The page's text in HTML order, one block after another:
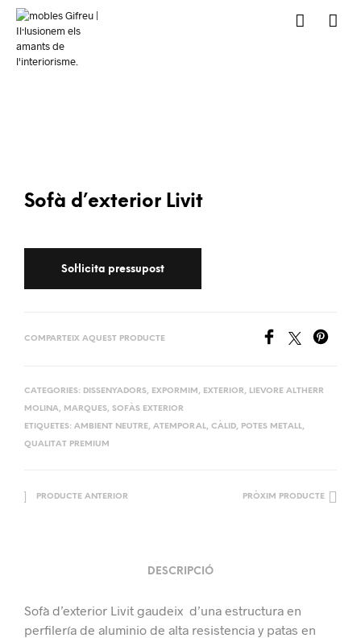
Sofà d’exterior Livit
COMPARTEIX AQUEST PRODUCTE
CATEGORIES: DISSENYADORS, EXPORMIM , EXTERIOR, LIEVORE ALTHERR
MOLINA, MARQUES, SOFÀS EXTERIOR
ETIQUETES: AMBIENT NEUTRE, ATEMPORAL, CÀLID, POTES METALL,
QUALITAT PREMIUM
PRODUCTE ANTERIOR PRÒXIM PRODUCTE
DESCRIPCIÓ
Sofà d’exterior Livit gaudeix d’una estructura en
perfilería de aluminio de alta resistencia y patas en